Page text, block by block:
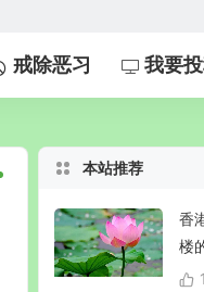
戒除恶习 我要
本站推荐
香
楼
萨